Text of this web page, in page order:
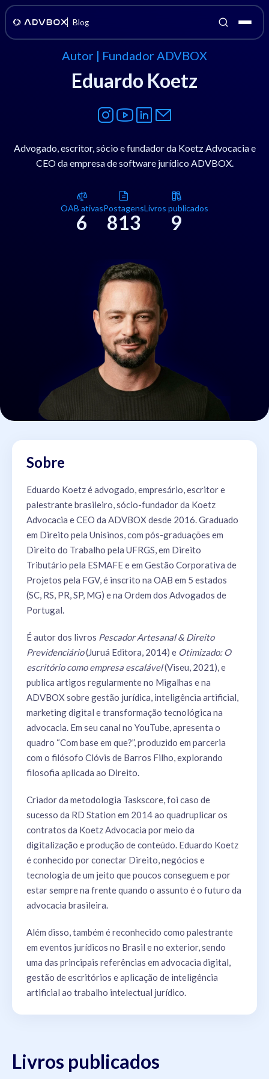
Blog
Autor | Fundador ADVBOX
Eduardo Koetz
Advogado, escritor, sócio e fundador da Koetz Advocacia e
CEO da empresa de software jurídico ADVBOX.
OAB ativas
6
Postagens
813
Livros publicados
9
Sobre
Eduardo Koetz é advogado, empresário, escritor e
palestrante brasileiro, sócio-fundador da Koetz
Advocacia e CEO da ADVBOX desde 2016. Graduado
em Direito pela Unisinos, com pós-graduações em
Direito do Trabalho pela UFRGS, em Direito
Tributário pela ESMAFE e em Gestão Corporativa de
Projetos pela FGV, é inscrito na OAB em 5 estados
(SC, RS, PR, SP, MG) e na Ordem dos Advogados de
Portugal.
É autor dos livros Pescador Artesanal & Direito
Previdenciário(Juruá Editora, 2014) e Otimizado: O
escritório como empresa escalável(Viseu, 2021), e
publica artigos regularmente no Migalhas e na
ADVBOX sobre gestão jurídica, inteligência artificial,
marketing digital e transformação tecnológica na
advocacia. Em seu canal no YouTube, apresenta o
quadro “Com base em que?”, produzido em parceria
com o filósofo Clóvis de Barros Filho, explorando
filosofia aplicada ao Direito.
Criador da metodologia Taskscore, foi caso de
sucesso da RD Station em 2014 ao quadruplicar os
contratos da Koetz Advocacia por meio da
digitalização e produção de conteúdo. Eduardo Koetz
é conhecido por conectar Direito, negócios e
tecnologia de um jeito que poucos conseguem e por
estar sempre na frente quando o assunto é o futuro da
advocacia brasileira.
Além disso, também é reconhecido como palestrante
em eventos jurídicos no Brasil e no exterior, sendo
uma das principais referências em advocacia digital,
gestão de escritórios e aplicação de inteligência
artificial ao trabalho intelectual jurídico.
Livros publicados